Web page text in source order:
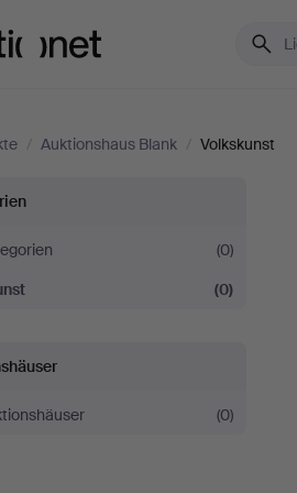
/ Auktionshaus Blank / Volkskunst
(0)
(0)
(0)